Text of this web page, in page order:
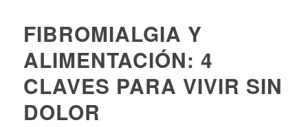
FIBROMIALGIA Y
ALIMENTACIÓN: 4
CLAVES PARA VIVIR SIN
DOLOR